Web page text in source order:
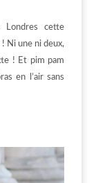
Londres cette
Ni une ni deux,
! Et pim pam
en l’air sans